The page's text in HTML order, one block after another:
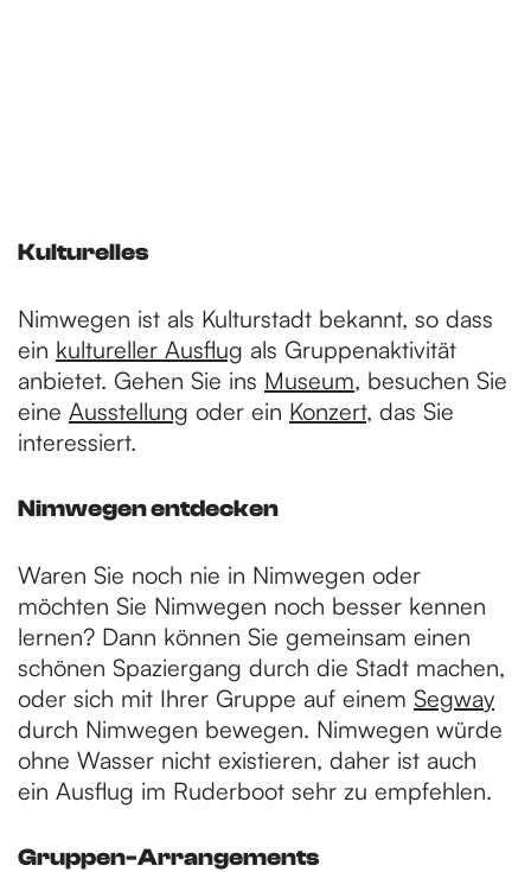
Kulturelles
Nimwegen ist als Kulturstadt bekannt, so dass
ein kultureller Ausflug als Gruppenaktivität
anbietet. Gehen Sie ins Museum, besuchen Sie
eine Ausstellung oder ein Konzert, das Sie
interessiert.
Nimwegen entdecken
Waren Sie noch nie in Nimwegen oder
möchten Sie Nimwegen noch besser kennen
lernen? Dann können Sie gemeinsam einen
schönen Spaziergang durch die Stadt machen,
oder sich mit Ihrer Gruppe auf einem Segway
durch Nimwegen bewegen. Nimwegen würde
ohne Wasser nicht existieren, daher ist auch
ein Ausflug im Ruderboot sehr zu empfehlen.
Gruppen-Arrangements